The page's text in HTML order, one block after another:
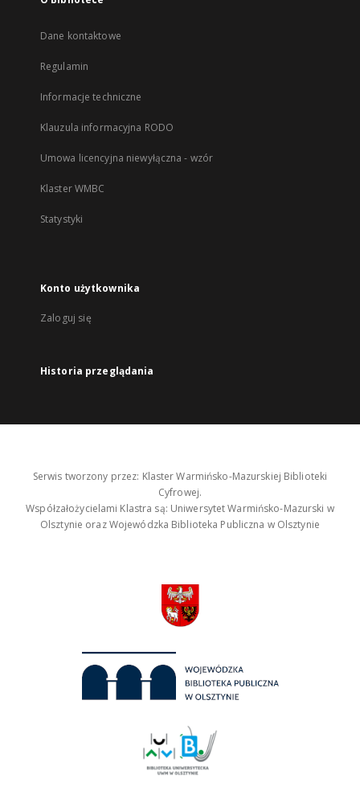
Dane kontaktowe
Regulamin
Informacje techniczne
Klauzula informacyjna RODO
Umowa licencyjna niewyłączna - wzór
Klaster WMBC
Statystyki
Konto użytkownika
Zaloguj się
Historia przeglądania
Serwis tworzony przez: Klaster Warmińsko-Mazurskiej Biblioteki
Cyfrowej.
Współzałożycielami Klastra są: Uniwersytet Warmińsko-Mazurski w
Olsztynie oraz Wojewódzka Biblioteka Publiczna w Olsztynie